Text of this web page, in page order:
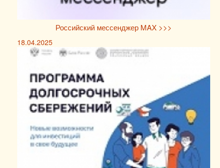
Российский мессенджер MAX >>>
18.04.2025